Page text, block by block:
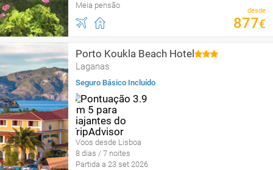
Meia pensão
desde
877€
Porto Koukla Beach Hotel
Laganas
Seguro Básico Incluído
Voos desde Lisboa
8 dias / 7 noites
Partida a 23 set 2026